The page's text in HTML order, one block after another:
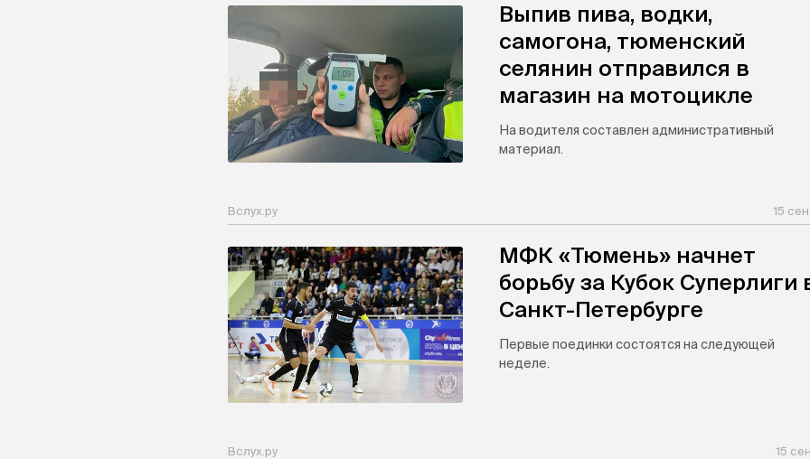
Выпив пива, водки,
самогона, тюменский
селянин отправился в
магазин на мотоцикле
На водителя составлен административный
материал.
Вслух.ру 15
МФК «Тюмень» начнет
борьбу за Кубок Суперлиги
Санкт-Петербурге
Первые поединки состоятся на следующей
неделе.
Вслух.ру 15